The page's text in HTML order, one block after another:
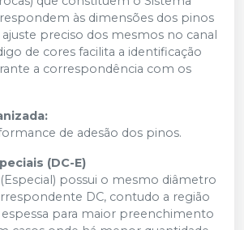
às dimensões dos pinos
ajuste preciso dos mesmos no canal
de cores facilita a identificação
a correspondência com os
de adesão dos pinos.
(DC-E)
(Especial) possui o mesmo diâmetro
DC, contudo a região
espessa para maior preenchimento